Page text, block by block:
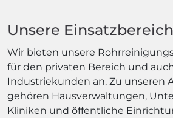
Unsere
Wir bieten unsere
für den privaten Bereich und
Industriekunden an. Zu unseren
gehören Hausverwaltungen,
Kliniken und öffentliche